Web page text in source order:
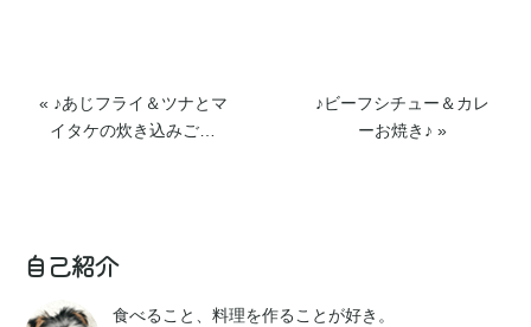
« ♪あじフライ＆ツナとマ
イタケの炊き込みご…
♪ビーフシチュー＆カレ
ーお焼き♪»
自己紹介
食べること、料理を作ることが好き。